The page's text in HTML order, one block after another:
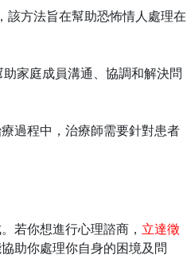
該方法旨在幫助恐怖情人處理在
家庭成員溝通、協調和解決問
過程中，治療師需要針對患者
若你想進行心理諮商， 立達徵
助你處理你自身的困境及問